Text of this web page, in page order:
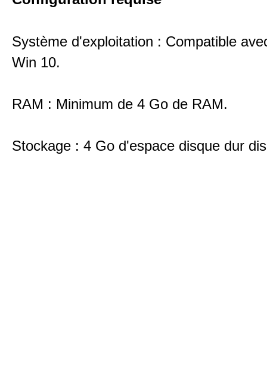
Système d'exploitation : Compatible
Win 10.
RAM : Minimum de 4 Go de RAM.
Stockage : 4 Go d'espace disque dur